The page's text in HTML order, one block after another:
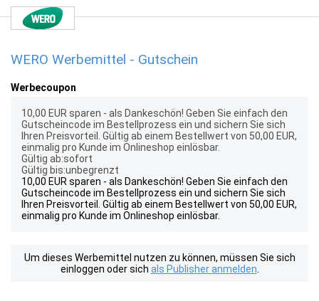
WERO Werbemittel - Gutschein
Werbecoupon
10,00 EUR sparen - als Dankeschön! Geben Sie einfach den
Gutscheincode im Bestellprozess ein und sichern Sie sich
Ihren Preisvorteil. Gültig ab einem Bestellwert von 50,00 EUR,
einmalig pro Kunde im Onlineshop einlösbar.
Gültig ab:sofort
Gültig bis:unbegrenzt
10,00 EUR sparen - als Dankeschön! Geben Sie einfach den
Gutscheincode im Bestellprozess ein und sichern Sie sich
Ihren Preisvorteil. Gültig ab einem Bestellwert von 50,00 EUR,
einmalig pro Kunde im Onlineshop einlösbar.
Um dieses Werbemittel nutzen zu können, müssen Sie sich
einloggen oder sich als Publisher anmelden